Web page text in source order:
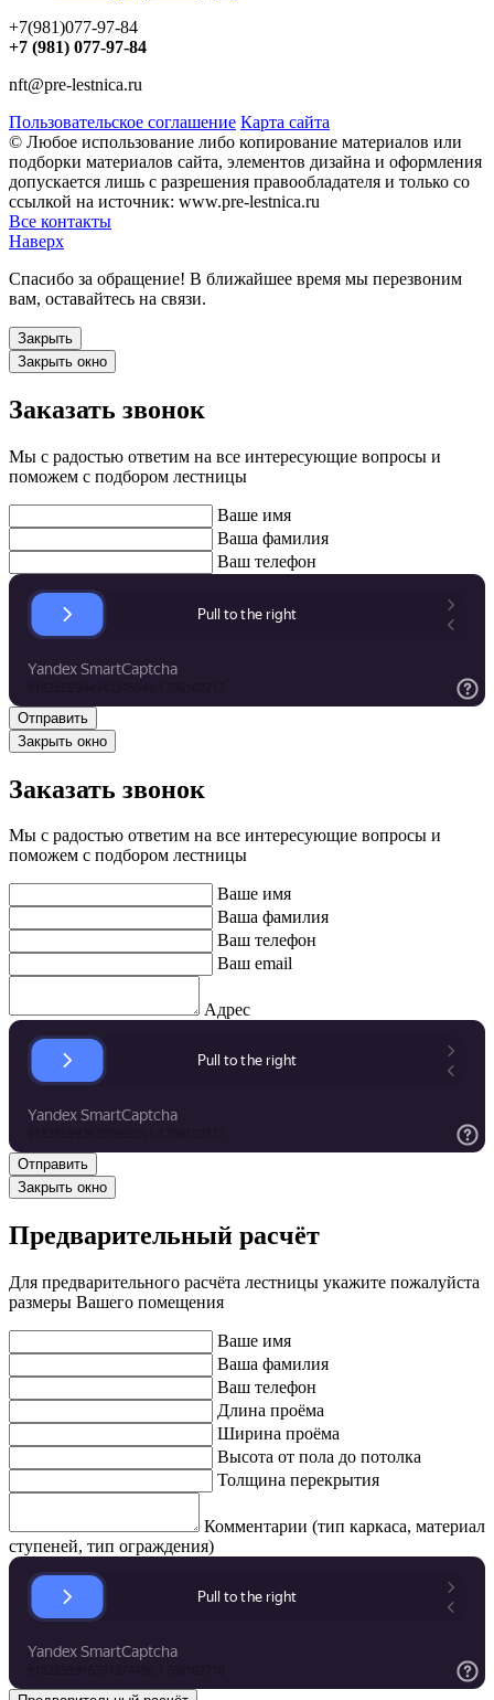
+7(981)077-97-84
+7 (981) 077-97-84
nft@pre-lestnica.ru
Пользовательское соглашение Карта сайта
© Любое использование либо копирование материалов или
подборки материалов сайта, элементов дизайна и оформления
допускается лишь с разрешения правообладателя и только со
ссылкой на источник: www.pre-lestnica.ru
Все контакты
Наверх
Спасибо за обращение! В ближайшее время мы перезвоним
вам, оставайтесь на связи.
Закрыть
Закрыть окно
Заказать звонок
Мы с радостью ответим на все интересующие вопросы и
поможем с подбором лестницы
Ваше имя
Ваша фамилия
Ваш телефон
Закрыть окно
Заказать звонок
Мы с радостью ответим на все интересующие вопросы и
поможем с подбором лестницы
Ваше имя
Ваша фамилия
Ваш телефон
Ваш email
Адрес
Закрыть окно
Предварительный расчёт
Для предварительного расчёта лестницы укажите пожалуйста
размеры Вашего помещения
Ваше имя
Ваша фамилия
Ваш телефон
Длина проёма
Ширина проёма
Высота от пола до потолка
Толщина перекрытия
Комментарии (тип каркаса, материал
ступеней, тип ограждения)